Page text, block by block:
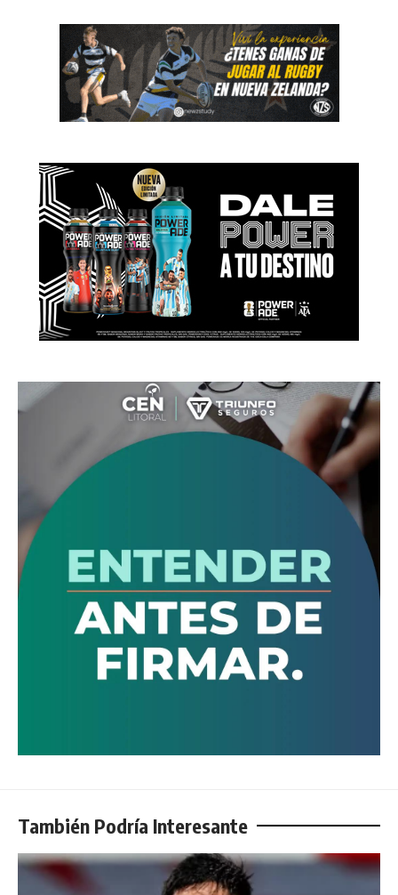
También Podría Interesante